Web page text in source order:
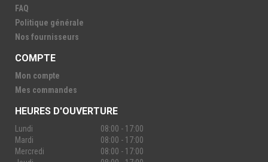
FAQ
Politique générale
Nos fournisseurs
COMPTE
Mon compte
Mes commandes
HEURES D'OUVERTURE
Lundi
08:00 - 17:00
Mardi
08:00 - 17:00
Mercredi
08:00 - 17:00